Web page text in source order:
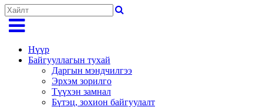
Нүүр
Байгууллагын тухай
Даргын мэндчилгээ
Эрхэм зорилго
Түүхэн замнал
Бүтэц, зохион байгуулалт